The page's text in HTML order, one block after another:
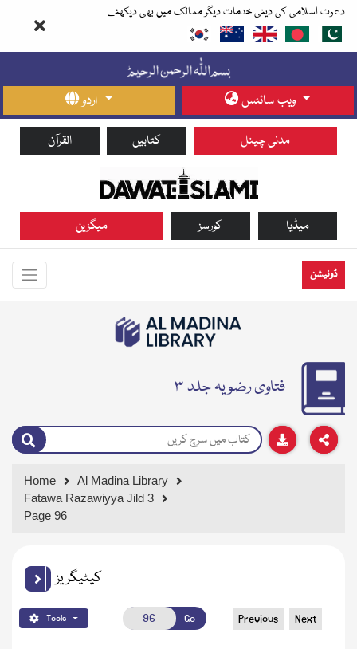
دعوت اسلامی کی دینی خدمات دیگر ممالک میں بھی دیکھئے
اردو ویب سائٹس
القرآن کتابیں مدنی چینل
میگزین کورسز میڈیا
ڈونیشن
فتاوی رضویہ جلد ۳
Home
Al Madina Library
Fatawa Razawiyya Jild 3
Page 96
کیٹیگریز
Tools Go Previous Next